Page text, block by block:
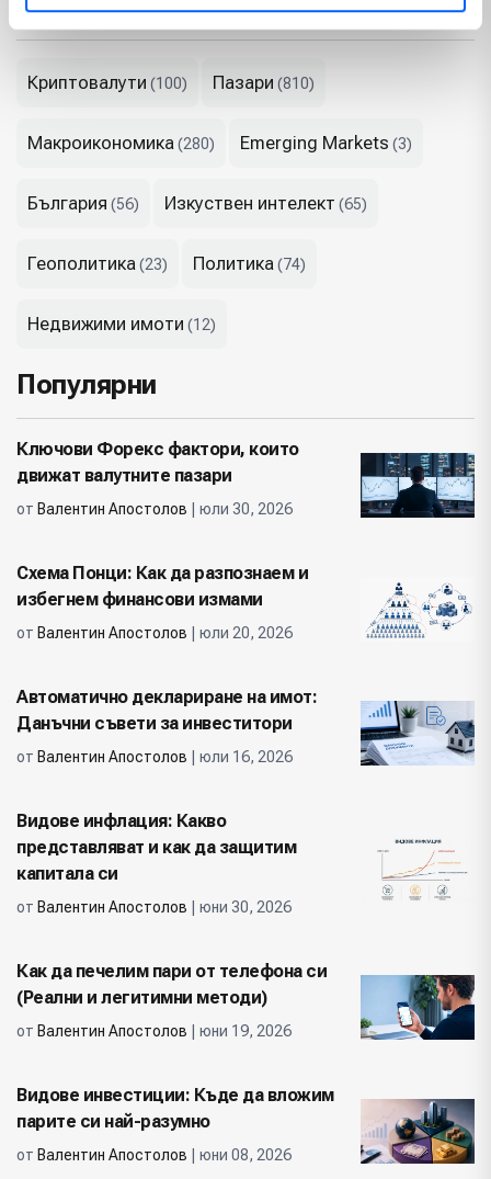
Криптовалути (100) Пазари (810)
Макроикономика(280) Emerging Markets (3)
България (56) Изкуствен интелект (65)
Геополитика(23) Политика(74)
Недвижими имоти (12)
Популярни
Ключови Форекс фактори, които
движат валутните пазари
от Валентин Апостолов | юли 30, 2026
Схема Понци: Как да разпознаем и
избегнем финансови измами
от Валентин Апостолов | юли 20, 2026
Автоматично деклариране на имот:
Данъчни съвети за инвеститори
от Валентин Апостолов | юли 16, 2026
Видове инфлация: Какво
представляват и как да защитим
капитала си
от Валентин Апостолов | юни 30, 2026
Как да печелим пари от телефона си
(Реални и легитимни методи)
от Валентин Апостолов | юни 19, 2026
Видове инвестиции: Къде да вложим
парите си най-разумно
от Валентин Апостолов | юни 08, 2026